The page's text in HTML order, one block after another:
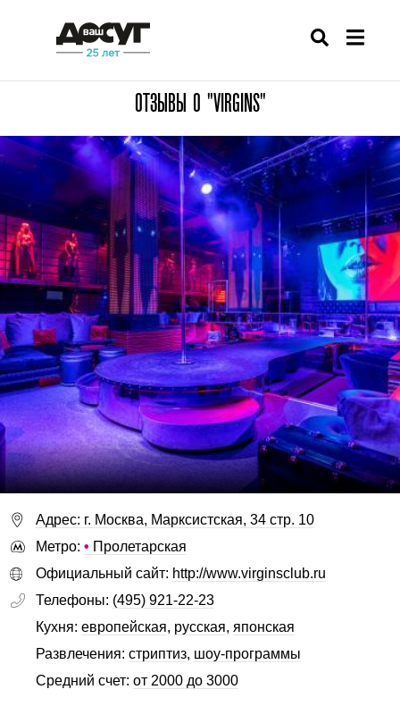
ОТЗЫВЫ О "VIRGINS"
Адрес: г. Москва, Марксистская, 34 стр. 10
Метро: • Пролетарская
Официальный сайт: http://www.virginsclub.ru
Телефоны: (495) 921-22-23
Кухня: европейская, русская, японская
Развлечения: стриптиз, шоу-программы
Средний счет: от 2000 до 3000